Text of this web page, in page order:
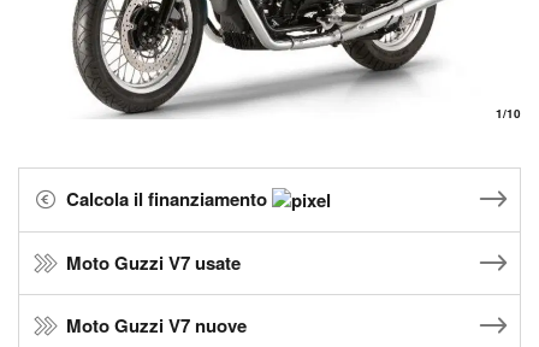
1/10
Calcola il finanziamento
Moto Guzzi V7 usate
Moto Guzzi V7 nuove